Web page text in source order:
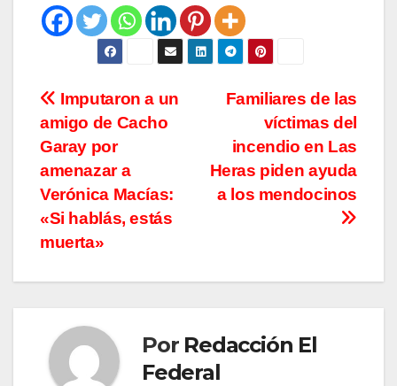
Navegación
de
entradas
Familiares de las
víctimas del
incendio en Las
Heras piden ayuda
a los mendocinos
Imputaron a un
amigo de Cacho
Garay por
amenazar a
Verónica Macías:
«Si hablás, estás
muerta»
Por Redacción El
Federal